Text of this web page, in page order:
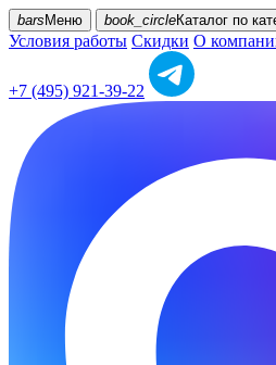
bars Меню book_circleКаталог по
Условия работы Скидки О
+7 (495) 921-39-22